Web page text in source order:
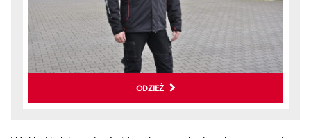
ODZIEŻ